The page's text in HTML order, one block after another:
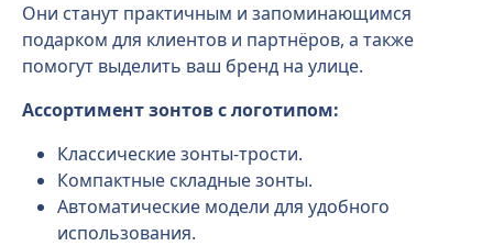
Они станут практичным и запоминающимся
подарком для клиентов и партнёров, а также
помогут выделить ваш бренд на улице.
Ассортимент зонтов с логотипом:
Классические зонты-трости.
Компактные складные зонты.
Автоматические модели для удобного
использования.